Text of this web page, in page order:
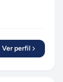
Ver perfil